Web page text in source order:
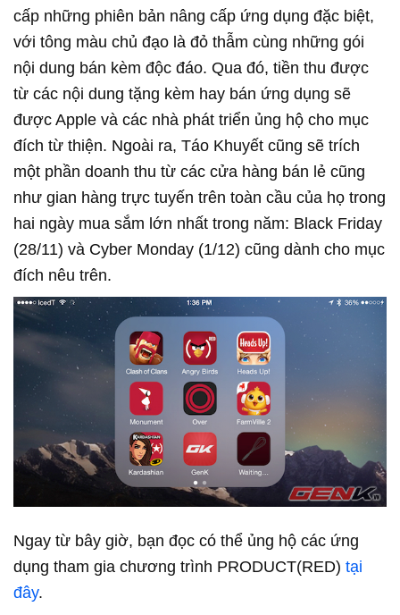
cấp những phiên bản nâng cấp ứng dụng đặc biệt,
với tông màu chủ đạo là đỏ thẫm cùng những gói
nội dung bán kèm độc đáo. Qua đó, tiền thu được
từ các nội dung tặng kèm hay bán ứng dụng sẽ
được Apple và các nhà phát triển ủng hộ cho mục
đích từ thiện. Ngoài ra, Táo Khuyết cũng sẽ trích
một phần doanh thu từ các cửa hàng bán lẻ cũng
như gian hàng trực tuyến trên toàn cầu của họ trong
hai ngày mua sắm lớn nhất trong năm: Black Friday
(28/11) và Cyber Monday (1/12) cũng dành cho mục
đích nêu trên.
Ngay từ bây giờ, bạn đọc có thể ủng hộ các ứng
dụng tham gia chương trình PRODUCT(RED) tại
đây.